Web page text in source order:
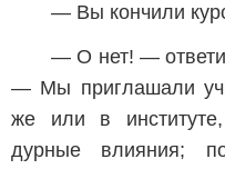
— Вы кончили
— О нет! —
— Мы приглашали
же или в
дурные влияния;